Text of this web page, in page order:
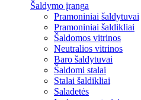
Šaldymo įranga
Pramoniniai šaldytuvai
Pramoniniai šaldikliai
Šaldomos vitrinos
Neutralios vitrinos
Baro šaldytuvai
Šaldomi stalai
Stalai šaldikliai
Saladetės